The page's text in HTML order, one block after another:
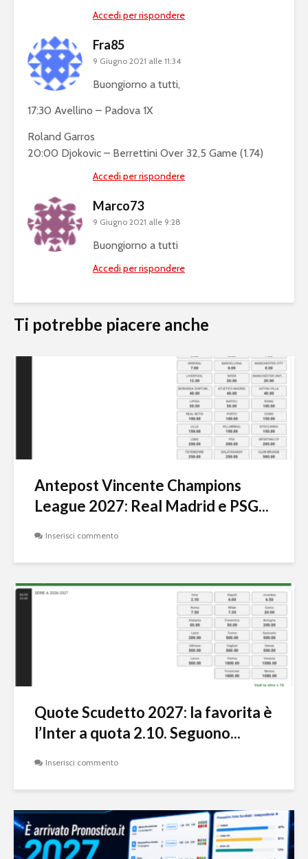
Accedi per rispondere
Fra85
9 Giugno 2021 alle 11:34
Buongiorno a tutti,
17:30 Avellino – Padova 1X
Roland Garros
20:00 Djokovic – Berrettini Over 32,5 Game (1.74)
Accedi per rispondere
Marco73
9 Giugno 2021 alle 9:28
Buongiorno a tutti
Accedi per rispondere
Ti potrebbe piacere anche
Antepost Vincente Champions
League 2027: Real Madrid e PSG...
Inserisci commento
Quote Scudetto 2027: la favorita è
l’Inter a quota 2.10. Seguono...
Inserisci commento